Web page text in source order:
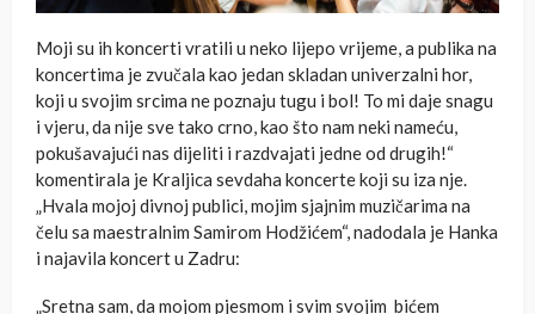
Moji su ih koncerti vratili u neko lijepo vrijeme, a publika na
koncertima je zvučala kao jedan skladan univerzalni hor,
koji u svojim srcima ne poznaju tugu i bol! To mi daje snagu
i vjeru, da nije sve tako crno, kao što nam neki nameću,
pokušavajući nas dijeliti i razdvajati jedne od drugih!“
komentirala je Kraljica sevdaha koncerte koji su iza nje.
„Hvala mojoj divnoj publici, mojim sjajnim muzičarima na
čelu sa maestralnim Samirom Hodžićem“, nadodala je Hanka
i najavila koncert u Zadru:
„Sretna sam, da mojom pjesmom i svim svojim bićem